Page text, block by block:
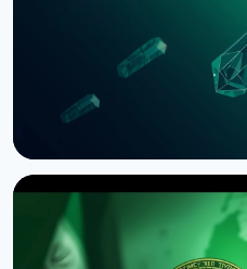
НОВОСТЬ
SEC приостановила
из-за иска CME